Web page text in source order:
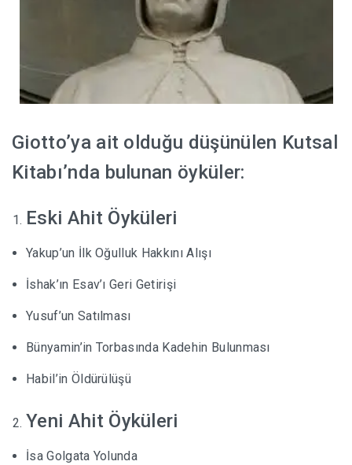
Giotto’ya ait olduğu düşünülen Kutsal
Kitabı’nda bulunan öyküler:
Eski Ahit Öyküleri
Yakup’un İlk Oğulluk Hakkını Alışı
İshak’ın Esav’ı Geri Getirişi
Yusuf’un Satılması
Bünyamin’in Torbasında Kadehin Bulunması
Habil’in Öldürülüşü
Yeni Ahit Öyküleri
İsa Golgata Yolunda